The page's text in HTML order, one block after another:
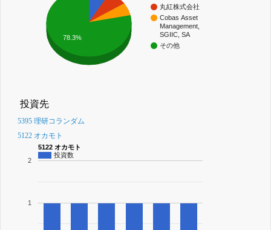
丸紅株式会社
Cobas Asset
Management,
SGIIC, SA
その他
78.3%
投資先
5395 理研コランダム
5122 オカモト
5122 オカモト
投資数
1
2